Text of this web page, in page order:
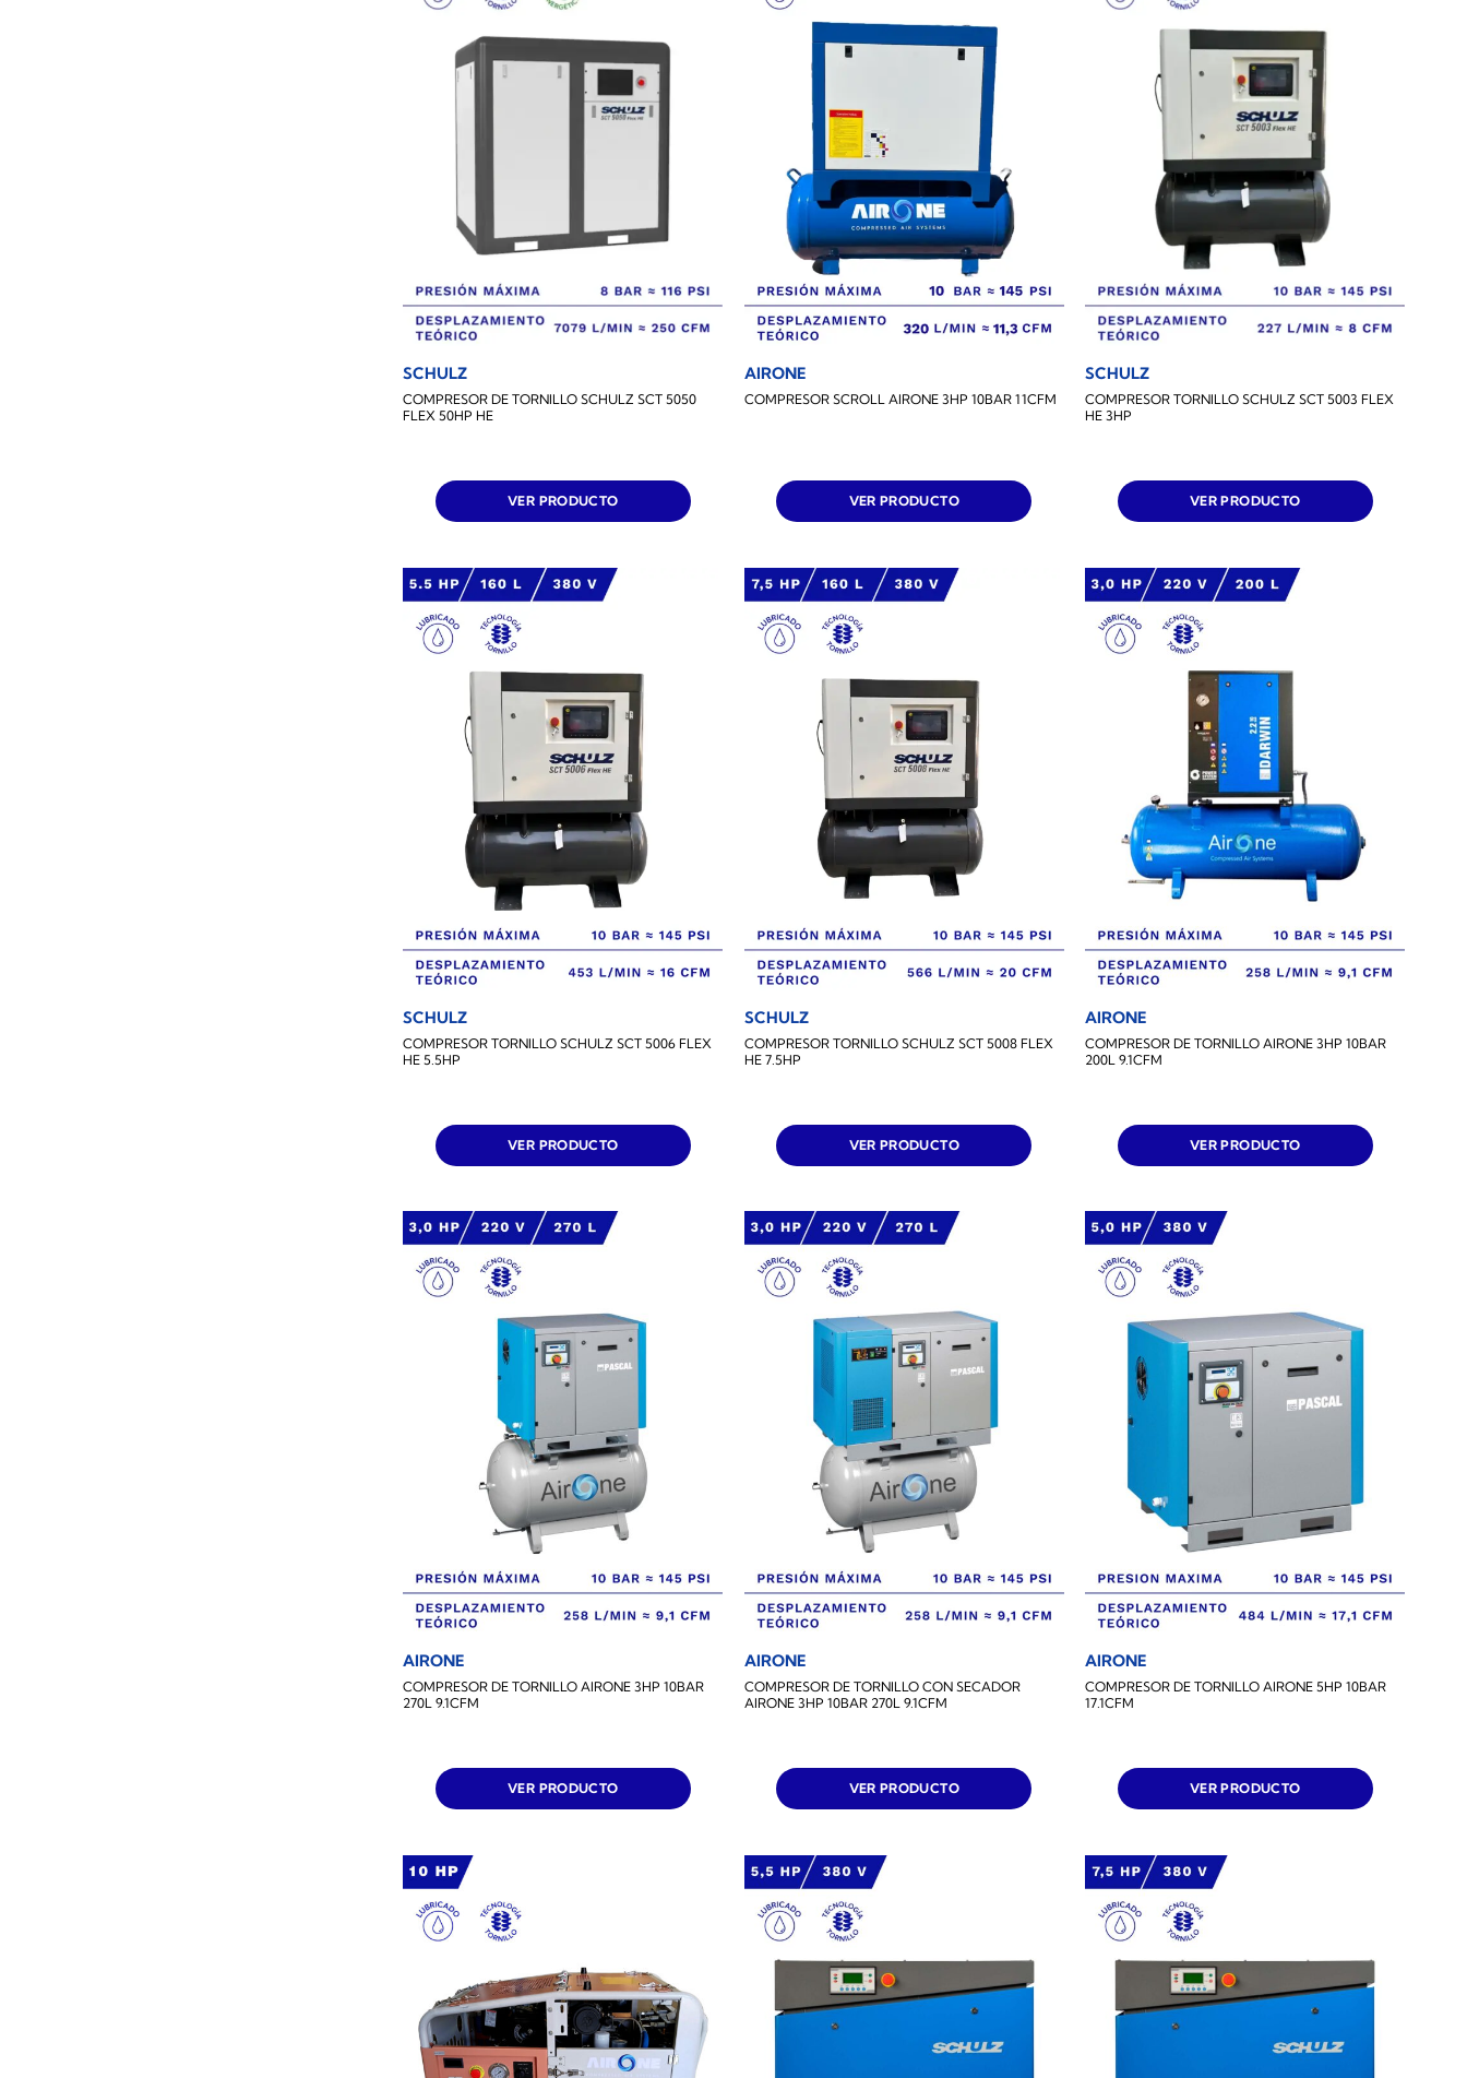
SCHULZ
COMPRESOR DE TORNILLO SCHULZ SCT 5050
FLEX 50HP HE
VER PRODUCTO
AIRONE
COMPRESOR SCROLL AIRONE 3HP 10BAR 11CFM
VER PRODUCTO
SCHULZ
COMPRESOR TORNILLO SCHULZ SCT 5003 FLEX
HE 3HP
VER PRODUCTO
SCHULZ
COMPRESOR TORNILLO SCHULZ SCT 5006 FLEX
HE 5.5HP
VER PRODUCTO
SCHULZ
COMPRESOR TORNILLO SCHULZ SCT 5008 FLEX
HE 7.5HP
VER PRODUCTO
AIRONE
COMPRESOR DE TORNILLO AIRONE 3HP 10BAR
200L 9.1CFM
VER PRODUCTO
AIRONE
COMPRESOR DE TORNILLO AIRONE 3HP 10BAR
270L 9.1CFM
VER PRODUCTO
AIRONE
COMPRESOR DE TORNILLO CON SECADOR
AIRONE 3HP 10BAR 270L 9.1CFM
VER PRODUCTO
AIRONE
COMPRESOR DE TORNILLO AIRONE 5HP 10BAR
17.1CFM
VER PRODUCTO